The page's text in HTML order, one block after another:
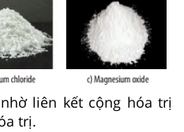
liên kết cộng hóa trị
trị.